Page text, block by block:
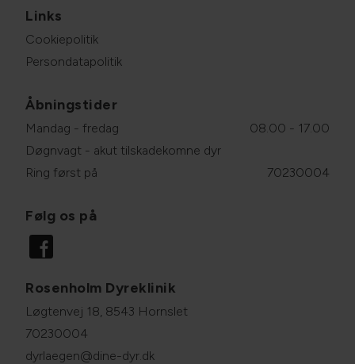
Links
Cookiepolitik
Persondatapolitik
Åbningstider
Mandag - fredag
08.00 - 17.00
Døgnvagt - akut tilskadekomne dyr
Ring først på
70230004
Følg os på
Rosenholm Dyreklinik
Løgtenvej 18, 8543 Hornslet
70230004
dyrlaegen@dine-dyr.dk